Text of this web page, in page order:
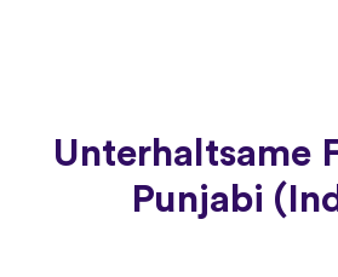
Unterhaltsame
Punjabi